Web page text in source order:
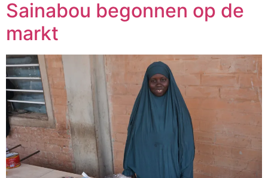
Sainabou begonnen op de
markt